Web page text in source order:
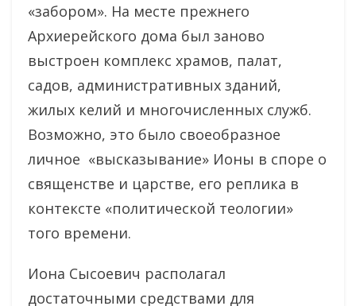
«забором». На месте прежнего
Архиерейского дома был заново
выстроен комплекс храмов, палат,
садов, административных зданий,
жилых келий и многочисленных служб.
Возможно, это было своеобразное
личное «высказывание» Ионы в споре о
священстве и царстве, его реплика в
контексте «политической теологии»
того времени.
Иона Сысоевич располагал
достаточными средствами для